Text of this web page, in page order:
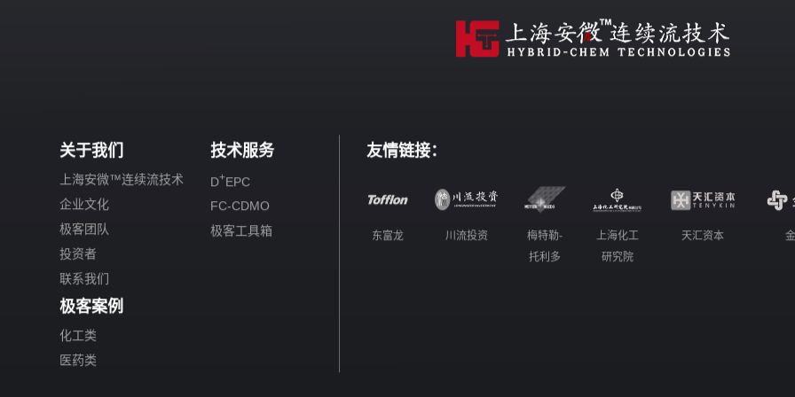
关于我们
上海安微™连续流技术
企业文化
极客团队
投资者
联系我们
技术服务
D+EPC
FC-CDMO
极客工具箱
极客案例
化工类
医药类
友情链接：
东富龙 川流投资
梅特勒-
托利多
上海化工
研究院
天汇资本